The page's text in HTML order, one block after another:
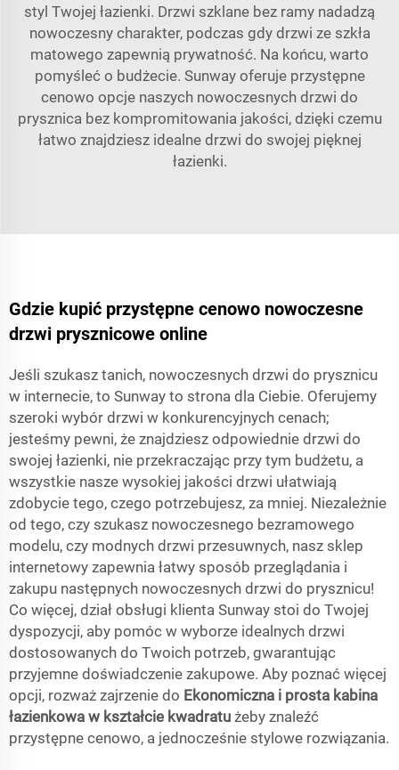
styl Twojej łazienki. Drzwi szklane bez ramy nadadzą
nowoczesny charakter, podczas gdy drzwi ze szkła
matowego zapewnią prywatność. Na końcu, warto
pomyśleć o budżecie. Sunway oferuje przystępne
cenowo opcje naszych nowoczesnych drzwi do
prysznica bez kompromitowania jakości, dzięki czemu
łatwo znajdziesz idealne drzwi do swojej pięknej
łazienki.
Gdzie kupić przystępne cenowo nowoczesne
drzwi prysznicowe online
Jeśli szukasz tanich, nowoczesnych drzwi do prysznicu
w internecie, to Sunway to strona dla Ciebie. Oferujemy
szeroki wybór drzwi w konkurencyjnych cenach;
jesteśmy pewni, że znajdziesz odpowiednie drzwi do
swojej łazienki, nie przekraczając przy tym budżetu, a
wszystkie nasze wysokiej jakości drzwi ułatwiają
zdobycie tego, czego potrzebujesz, za mniej. Niezależnie
od tego, czy szukasz nowoczesnego bezramowego
modelu, czy modnych drzwi przesuwnych, nasz sklep
internetowy zapewnia łatwy sposób przeglądania i
zakupu następnych nowoczesnych drzwi do prysznicu!
Co więcej, dział obsługi klienta Sunway stoi do Twojej
dyspozycji, aby pomóc w wyborze idealnych drzwi
dostosowanych do Twoich potrzeb, gwarantując
przyjemne doświadczenie zakupowe. Aby poznać więcej
opcji, rozważ zajrzenie do Ekonomiczna i prosta kabina
łazienkowa w kształcie kwadratu żeby znaleźć
przystępne cenowo, a jednocześnie stylowe rozwiązania.